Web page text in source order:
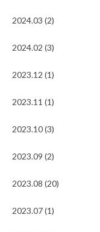
2024.03 (2)
2024.02 (3)
2023.12 (1)
2023.11 (1)
2023.10 (3)
2023.09 (2)
2023.08 (20)
2023.07 (1)